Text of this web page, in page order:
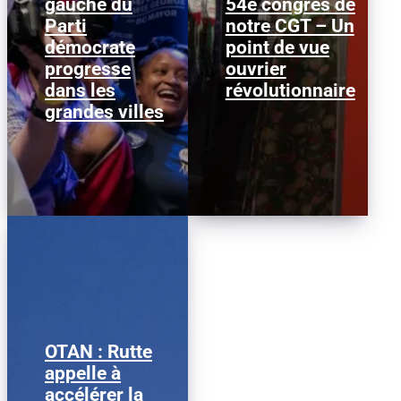
gauche du
Parti
démocrate
progresse
dans les
grandes villes
Janeese Lewis George a
remporté la primaire
démocrate pour la
mairie de Washington
D.C., ce qui...
54e congrès de
notre CGT – Un
point de vue
ouvrier
révolutionnaire
Nous publions ci-
dessous ce texte afin
d’alimenter le débat au
sein de la CGT, dans la
perspective...
OTAN : Rutte
appelle à
accélérer la
Mark Rutte © Justin
Sullivan/ Getty Images
Le secrétaire général de